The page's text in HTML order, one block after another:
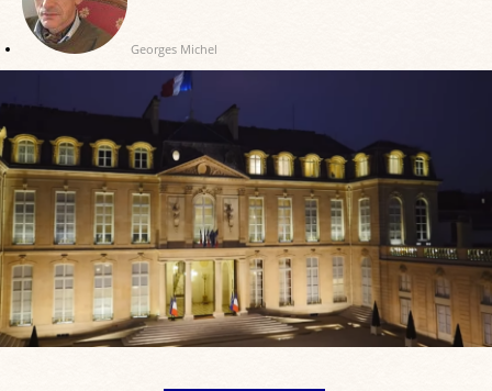
Georges Michel